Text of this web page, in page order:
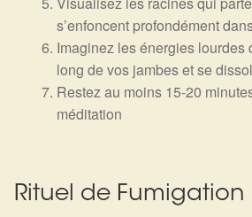
s’enfoncent profondément
Imaginez les énergies lourdes
long de vos jambes et se
Restez au moins 15-20
méditation
Rituel de Fumigation